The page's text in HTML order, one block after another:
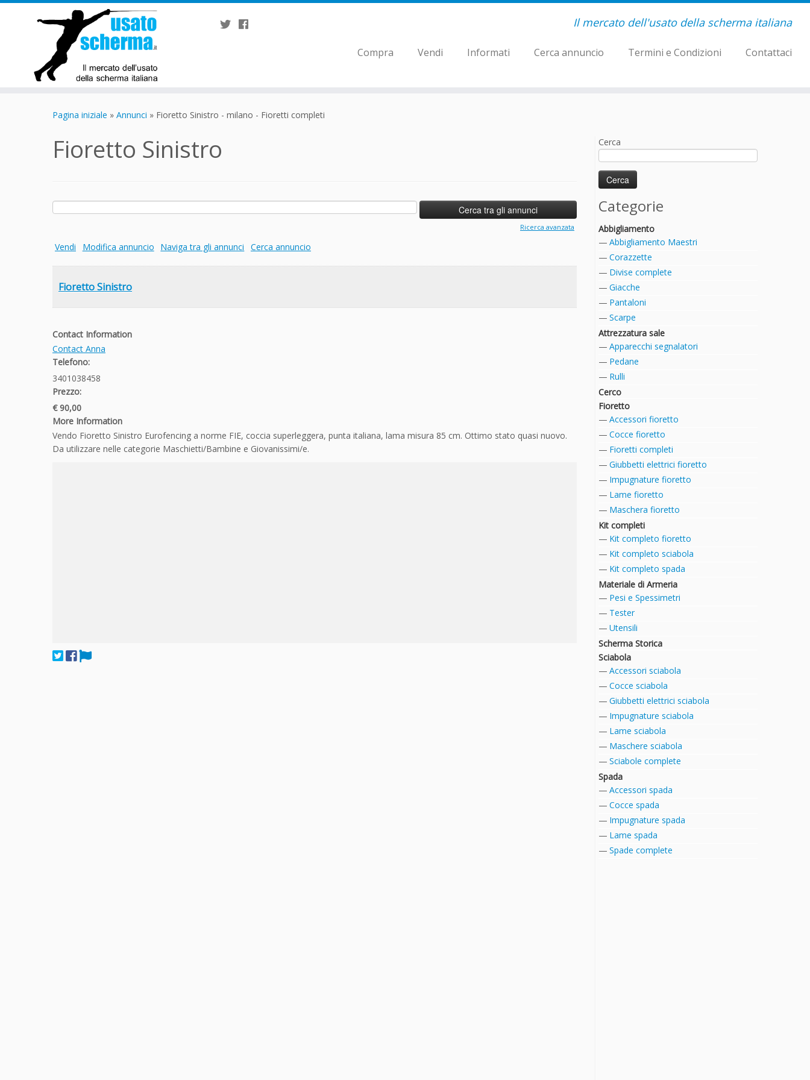
Il mercato dell'usato della scherma italiana
Compra Vendi Informati Cerca annuncio Termini e Condizioni Contattaci
Pagina iniziale » Annunci » Fioretto Sinistro - milano - Fioretti completi
Fioretto Sinistro
Ricerca
Ricerca avanzata
Vendi Modifica annuncio Naviga tra gli annunci Cerca annuncio
Fioretto Sinistro
Contact Information
Contact Anna
Telefono:
3401038458
Prezzo:
€ 90,00
More Information
Vendo Fioretto Sinistro Eurofencing a norme FIE, coccia superleggera, punta italiana, lama misura 85 cm. Ottimo stato quasi nuovo.
Da utilizzare nelle categorie Maschietti/Bambine e Giovanissimi/e.
Cerca
Categorie
Abbigliamento
Abbigliamento Maestri
Corazzette
Divise complete
Giacche
Pantaloni
Scarpe
Attrezzatura sale
Apparecchi segnalatori
Pedane
Rulli
Cerco
Fioretto
Accessori fioretto
Cocce fioretto
Fioretti completi
Giubbetti elettrici fioretto
Impugnature fioretto
Lame fioretto
Maschera fioretto
Kit completi
Kit completo fioretto
Kit completo sciabola
Kit completo spada
Materiale di Armeria
Pesi e Spessimetri
Tester
Utensili
Scherma Storica
Sciabola
Accessori sciabola
Cocce sciabola
Giubbetti elettrici sciabola
Impugnature sciabola
Lame sciabola
Maschere sciabola
Sciabole complete
Spada
Accessori spada
Cocce spada
Impugnature spada
Lame spada
Spade complete